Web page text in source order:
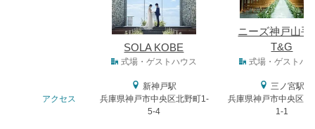
SOLA KOBE
ニーズ神戸山手
T&G
式場・ゲストハウス 式場・ゲストハ
アクセス
新神戸駅
兵庫県神戸市中央区北野町1-
5-4
三ノ宮駅
兵庫県神戸市中央区布
1-1